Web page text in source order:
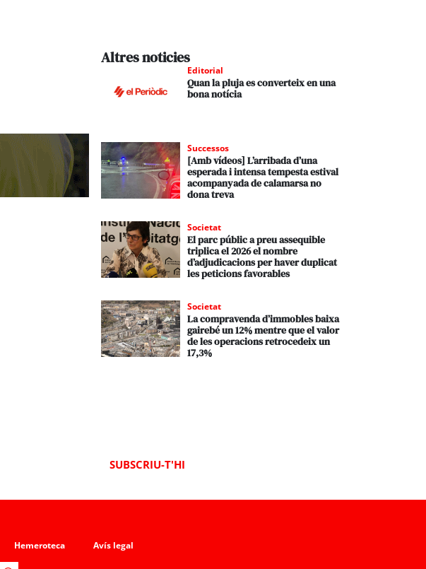
Altres noticies
Editorial
Quan la pluja es converteix en una
bona notícia
Successos
[Amb vídeos] L’arribada d’una
esperada i intensa tempesta estival
acompanyada de calamarsa no
dona treva
Societat
El parc públic a preu assequible
triplica el 2026 el nombre
d’adjudicacions per haver duplicat
les peticions favorables
Societat
La compravenda d’immobles baixa
gairebé un 12% mentre que el valor
de les operacions retrocedeix un
17,3%
SUBSCRIU-T'HI
Hemeroteca Avís legal